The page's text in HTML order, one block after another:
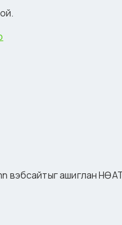
вэбсайтыг ашиглан